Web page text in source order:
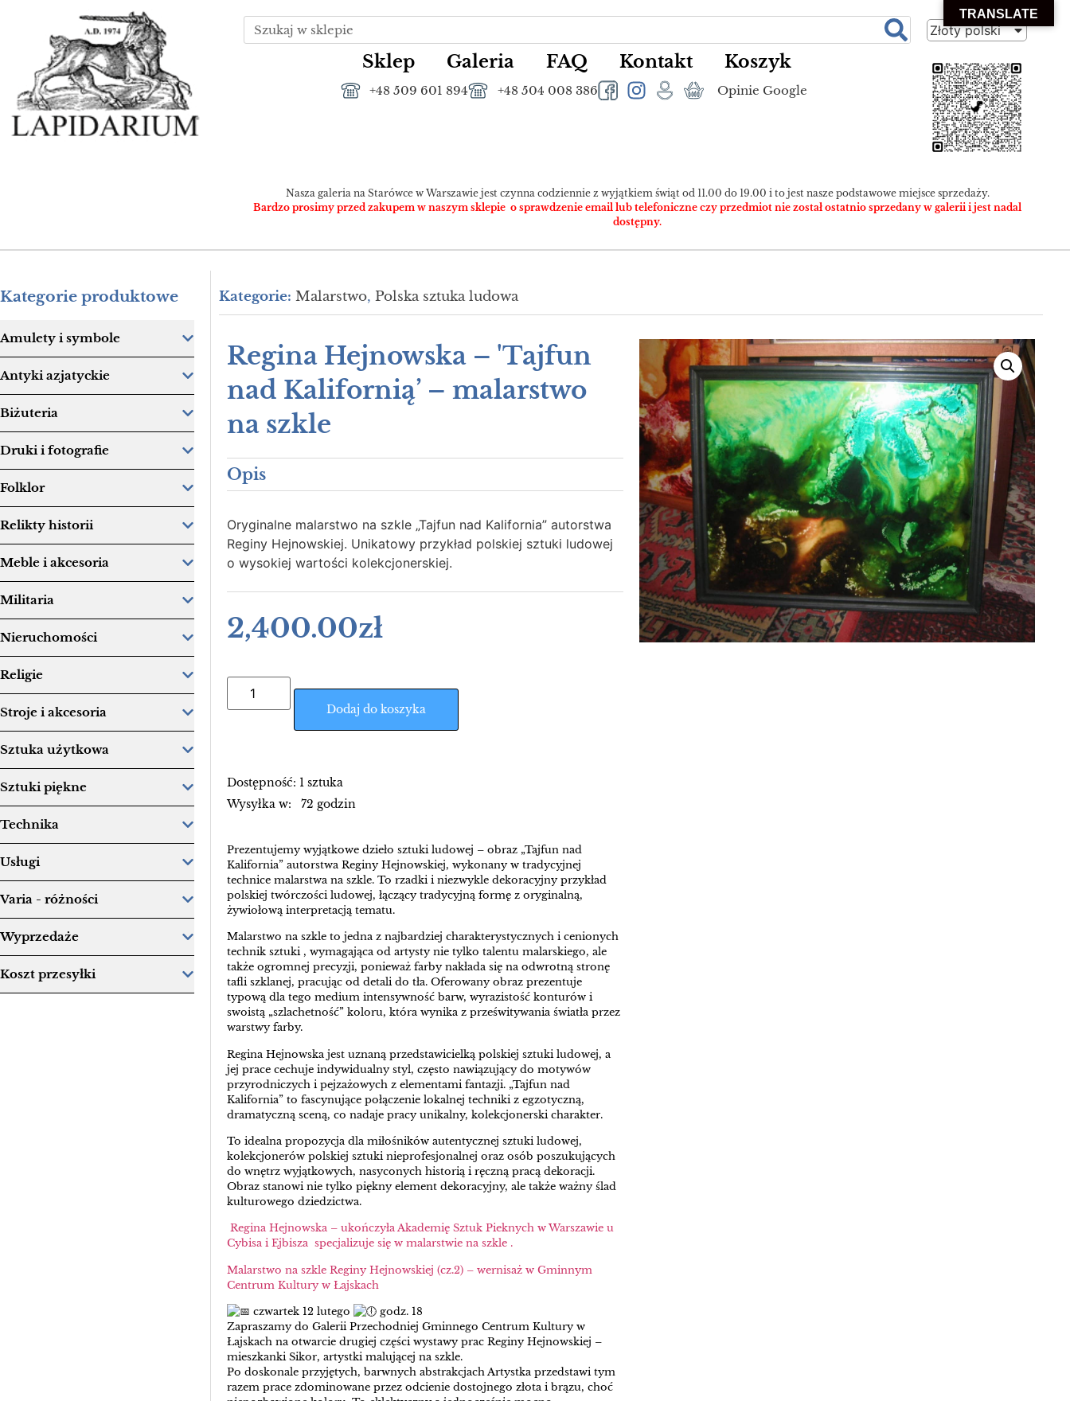
Sklep Galeria FAQ Kontakt Koszyk
+48 509 601 894 +48 504 008 386 Opinie Google
Złoty polski
Nasza galeria na Starówce w Warszawie jest czynna codziennie z wyjątkiem świąt od 11.00 do 19.00 i to jest nasze podstawowe miejsce sprzedaży.
Bardzo prosimy przed zakupem w naszym sklepie o sprawdzenie email lub telefoniczne czy przedmiot nie został ostatnio sprzedany w galerii i jest nadal
dostępny.
Kategorie produktowe
Amulety i symbole
Antyki azjatyckie
Biżuteria
Druki i fotografie
Folklor
Relikty historii
Meble i akcesoria
Militaria
Nieruchomości
Religie
Stroje i akcesoria
Sztuka użytkowa
Sztuki piękne
Technika
Usługi
Varia - różności
Wyprzedaże
Koszt przesyłki
Kategorie: Malarstwo, Polska sztuka ludowa
Regina Hejnowska – 'Tajfun
nad Kalifornią’ – malarstwo
na szkle
Opis
Oryginalne malarstwo na szkle „Tajfun nad Kalifornia” autorstwa
Reginy Hejnowskiej. Unikatowy przykład polskiej sztuki ludowej
o wysokiej wartości kolekcjonerskiej.
2,400.00zł
Dodaj do koszyka
Dostępność: 1 sztuka
Wysyłka w: 72 godzin
Prezentujemy wyjątkowe dzieło sztuki ludowej – obraz „Tajfun nad
Kalifornia” autorstwa Reginy Hejnowskiej, wykonany w tradycyjnej
technice malarstwa na szkle. To rzadki i niezwykle dekoracyjny przykład
polskiej twórczości ludowej, łączący tradycyjną formę z oryginalną,
żywiołową interpretacją tematu.
Malarstwo na szkle to jedna z najbardziej charakterystycznych i cenionych
technik sztuki , wymagająca od artysty nie tylko talentu malarskiego, ale
także ogromnej precyzji, ponieważ farby nakłada się na odwrotną stronę
tafli szklanej, pracując od detali do tła. Oferowany obraz prezentuje
typową dla tego medium intensywność barw, wyrazistość konturów i
swoistą „szlachetność” koloru, która wynika z prześwitywania światła przez
warstwy farby.
Regina Hejnowska jest uznaną przedstawicielką polskiej sztuki ludowej, a
jej prace cechuje indywidualny styl, często nawiązujący do motywów
przyrodniczych i pejzażowych z elementami fantazji. „Tajfun nad
Kalifornia” to fascynujące połączenie lokalnej techniki z egzotyczną,
dramatyczną sceną, co nadaje pracy unikalny, kolekcjonerski charakter.
To idealna propozycja dla miłośników autentycznej sztuki ludowej,
kolekcjonerów polskiej sztuki nieprofesjonalnej oraz osób poszukujących
do wnętrz wyjątkowych, nasyconych historią i ręczną pracą dekoracji.
Obraz stanowi nie tylko piękny element dekoracyjny, ale także ważny ślad
kulturowego dziedzictwa.
Regina Hejnowska – ukończyła Akademię Sztuk Pieknych w Warszawie u
Cybisa i Ejbisza specjalizuje się w malarstwie na szkle .
Malarstwo na szkle Reginy Hejnowskiej (cz.2) – wernisaż w Gminnym
Centrum Kultury w Łajskach
czwartek 12 lutego
godz. 18
Zapraszamy do Galerii Przechodniej Gminnego Centrum Kultury w
Łajskach na otwarcie drugiej części wystawy prac Reginy Hejnowskiej –
mieszkanki Sikor, artystki malującej na szkle.
Po doskonale przyjętych, barwnych abstrakcjach Artystka przedstawi tym
razem prace zdominowane przez odcienie dostojnego złota i brązu, choć
TRANSLATE